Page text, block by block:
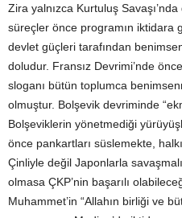
Zira yalnızca Kurtuluş
süreçler önce programın iktidara
devlet güçleri tarafından
doludur. Fransız Devrimi’nde
sloganı bütün toplumca
olmuştur. Bolşevik devriminde
Bolşeviklerin yönetmediği
önce pankartları süslemekte,
Çinliyle değil Japonlarla
olmasa ÇKP’nin başarılı
Muhammet’in “Allahın birliği ve